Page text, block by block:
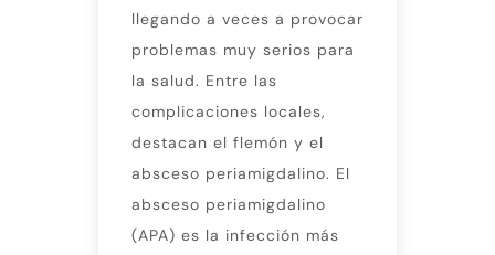
llegando a veces a provocar
problemas muy serios para
la salud. Entre las
complicaciones locales,
destacan el flemón y el
absceso periamigdalino. El
absceso periamigdalino
(APA) es la infección más